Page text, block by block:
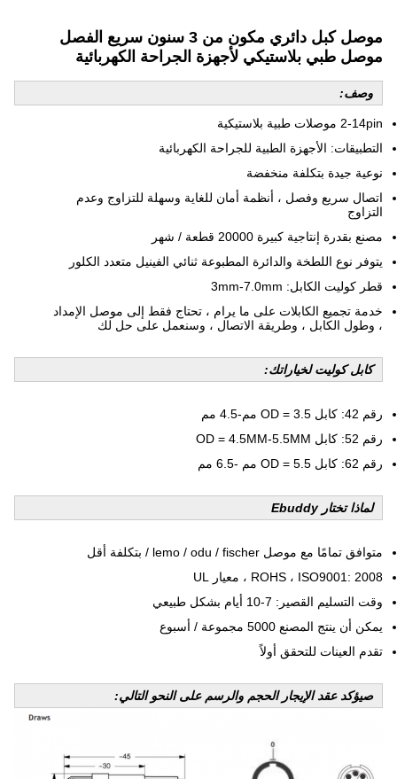
موصل كبل دائري مكون من 3 سنون سريع الفصل
موصل طبي بلاستيكي لأجهزة الجراحة الكهربائية
وصف:
2-14pin موصلات طبية بلاستيكية
التطبيقات: الأجهزة الطبية للجراحة الكهربائية
نوعية جيدة بتكلفة منخفضة
اتصال سريع وفصل ، أنظمة أمان للغاية وسهلة للتزاوج وعدم
التزاوج
مصنع بقدرة إنتاجية كبيرة 20000 قطعة / شهر
يتوفر نوع اللطخة والدائرة المطبوعة ثنائي الفينيل متعدد الكلور
قطر كوليت الكابل: 3mm-7.0mm
خدمة تجميع الكابلات على ما يرام ، تحتاج فقط إلى موصل الإمداد
، وطول الكابل ، وطريقة الاتصال ، وسنعمل على حل لك
كابل كوليت لخياراتك:
رقم 42: كابل OD = 3.5 مم-4.5 مم
رقم 52: كابل OD = 4.5MM-5.5MM
رقم 62: كابل OD = 5.5 مم -6.5 مم
لماذا تختار Ebuddy
متوافق تمامًا مع موصل lemo / odu / fischer / بتكلفة أقل
ROHS ، ISO9001: 2008 ، معيار UL
وقت التسليم القصير: 7-10 أيام بشكل طبيعي
يمكن أن ينتج المصنع 5000 مجموعة / أسبوع
تقدم العينات للتحقق أولاً
صيؤكد عقد الإيجار الحجم والرسم على النحو التالي: